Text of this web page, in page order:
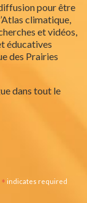
pour être
climatique,
et vidéos,
éducatives
des Prairies
dans tout le
* indicates required